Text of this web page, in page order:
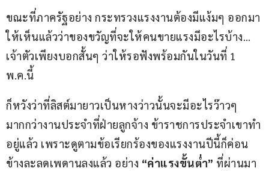
ขณะที่ภาครัฐอย่าง กระทรวงแรงงานต้องมีแง้มๆ ออกมา
ให้เห็นแล้วว่าของขวัญที่จะให้คนขายแรงมีอะไรบ้าง…
เจ้าตัวเพียงบอกสั้นๆ ว่าให้รอฟังพร้อมกันในวันที่ 1
พ.ค.นี้
ก็หวังว่าที่ลิสต์มายาวเป็นหางว่าวนั้นจะมีอะไรว๊าวๆ
มากกว่างานประจำที่ฝ่ายลูกจ้าง ข้าราชการประจำเขาทำ
อยู่แล้ว เพราะดูตามข้อเรียกร้องของแรงงานปีนี้ก็ค่อน
ข้างละลดเพดานลงแล้ว อย่าง “ค่าแรงขั้นต่ำ” ที่ผ่านมา